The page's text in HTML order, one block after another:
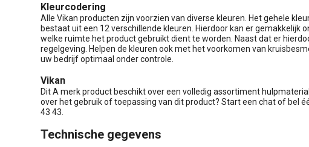
Kleurcodering
Alle Vikan producten zijn voorzien van diverse kleuren. Het gehele
bestaat uit een 12 verschillende kleuren. Hierdoor kan er gemakkelijk
welke ruimte het product gebruikt dient te worden. Naast dat er
regelgeving. Helpen de kleuren ook met het voorkomen van
uw bedrijf optimaal onder controle.
Vikan
Dit A merk product beschikt over een volledig assortiment
over het gebruik of toepassing van dit product? Start een chat of bel
43 43.
Technische gegevens